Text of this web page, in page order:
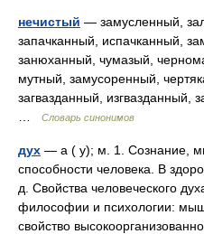
нечистый — замусленный,
запачканный, испачканный,
занюханный, чумазый,
мутный, замусоренный,
загвазданный, изгвазданный,
Словарь синонимов
дух — а ( у); м. 1. Сознание,
способности человека. В
д. Свойства человеческого
философии и психологии:
свойство